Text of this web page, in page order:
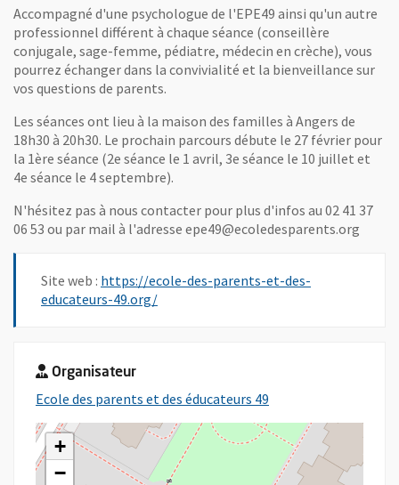
Accompagné d'une psychologue de l'EPE49 ainsi qu'un autre
professionnel différent à chaque séance (conseillère
conjugale, sage-femme, pédiatre, médecin en crèche), vous
pourrez échanger dans la convivialité et la bienveillance sur
vos questions de parents.
Les séances ont lieu à la maison des familles à Angers de
18h30 à 20h30. Le prochain parcours débute le 27 février pour
la 1ère séance (2e séance le 1 avril, 3e séance le 10 juillet et
4e séance le 4 septembre).
N'hésitez pas à nous contacter pour plus d'infos au 02 41 37
06 53 ou par mail à l'adresse epe49@ecoledesparents.org
Site web : https://ecole-des-parents-et-des-
educateurs-49.org/, Ouvre une nouvelle fenêtre
Organisateur
Ecole des parents et des éducateurs 49
+
−